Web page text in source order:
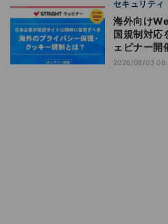
セキュリティ
海外向け
国規制対応
ェビナー開
2026/08/03